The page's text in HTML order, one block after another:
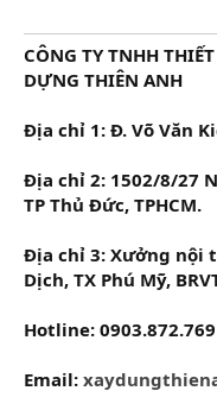
CÔNG TY TNHH
DỰNG THIÊN ANH
Địa chỉ 1: Đ. Võ Văn
Địa chỉ 2: 1502/8/27
TP Thủ Đức, TPHCM.
Địa chỉ 3: Xưởng nội
Dịch, TX Phú Mỹ,
Hotline: 0903.872.769
Email: